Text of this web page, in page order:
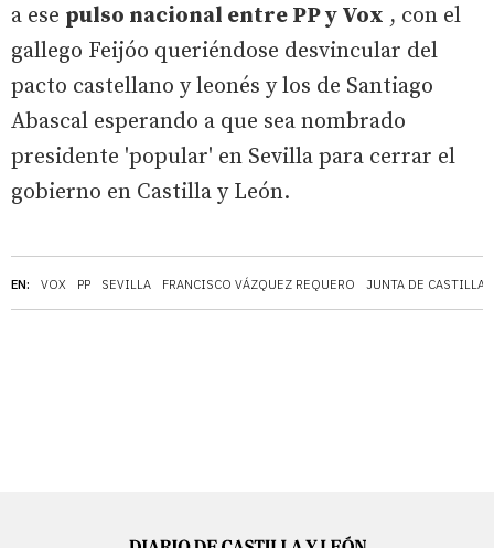
EN: VOX PP SEVILLA FRANCISCO VÁZQUEZ REQUERO JUNTA DE CASTILLA
a ese pulso nacional entre PP y Vox , con el
gallego Feijóo queriéndose desvincular del
pacto castellano y leonés y los de Santiago
Abascal esperando a que sea nombrado
presidente 'popular' en Sevilla para cerrar el
gobierno en Castilla y León.